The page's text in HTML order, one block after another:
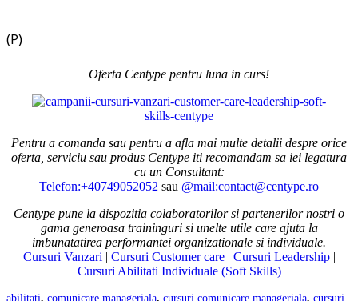
(P)
Oferta Centype pentru luna in curs!
Pentru a comanda sau pentru a afla mai multe detalii despre orice
oferta, serviciu sau produs Centype iti recomandam sa iei legatura
cu un Consultant:
Telefon:+40749052052 sau @mail:contact@centype.ro
Centype pune la dispozitia colaboratorilor si partenerilor nostri o
gama generoasa traininguri si unelte utile care ajuta la
imbunatatirea performantei organizationale si individuale.
Cursuri Vanzari | Cursuri Customer care | Cursuri Leadership|
Cursuri Abilitati Individuale (Soft Skills)
abilitati, comunicare manageriala, cursuri comunicare manageriala, cursuri